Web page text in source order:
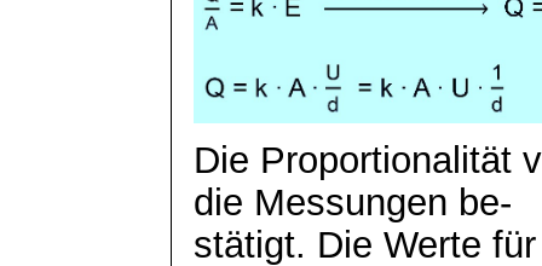
Die Proportionalität
die Messungen be-
stätigt. Die Werte für